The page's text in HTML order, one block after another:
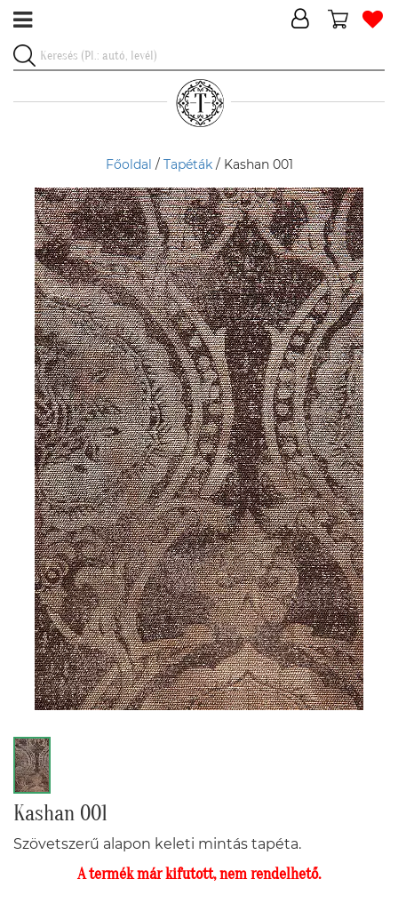
Főoldal / Tapéták/ Kashan 001
Kashan 001
Szövetszerű alapon keleti mintás tapéta.
A termék már kifutott, nem rendelhető.